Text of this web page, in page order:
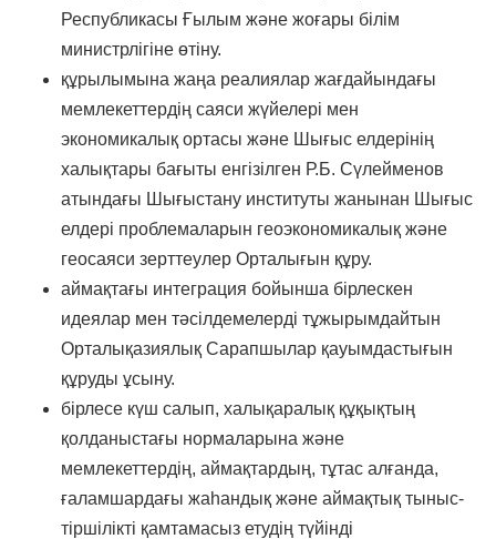
Республикасы Ғылым және жоғары білім
министрлігіне өтіну.
құрылымына жаңа реалиялар жағдайындағы
мемлекеттердің саяси жүйелері мен
экономикалық ортасы және Шығыс елдерінің
халықтары бағыты енгізілген Р.Б. Сүлейменов
атындағы Шығыстану институты жанынан Шығыс
елдері проблемаларын геоэкономикалық және
геосаяси зерттеулер Орталығын құру.
аймақтағы интеграция бойынша бірлескен
идеялар мен тәсілдемелерді тұжырымдайтын
Орталықазиялық Сарапшылар қауымдастығын
құруды ұсыну.
бірлесе күш салып, халықаралық құқықтың
қолданыстағы нормаларына және
мемлекеттердің, аймақтардың, тұтас алғанда,
ғаламшардағы жаһандық және аймақтық тыныс-
тіршілікті қамтамасыз етудің түйінді